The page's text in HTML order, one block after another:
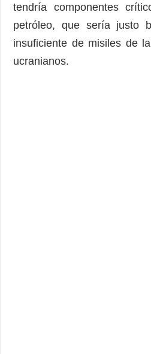
tendría componentes
petróleo, que sería justo
insuficiente de misiles de
ucranianos.